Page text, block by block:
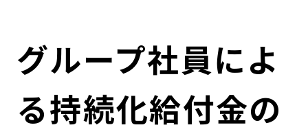
コンプライアンス
ガバナンス
個人投資家のみなさまへ
株式情報
担当役員メッセージ
サステナビリティマネジメント
グループ社員によ
る持続化給付金の